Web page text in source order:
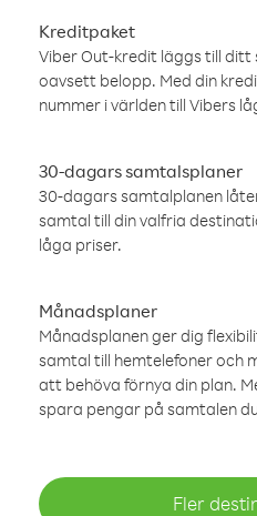
Kreditpaket
Viber Out-kredit läggs till ditt
oavsett belopp. Med din
nummer i världen till Vibers
30-dagars samtalsplaner
30-dagars samtalplanen
samtal till din valfria
låga priser.
Månadsplaner
Månadsplanen ger dig
samtal till hemtelefoner och
att behöva förnya din plan.
spara pengar på samtalen
Fler